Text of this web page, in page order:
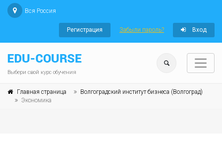
Вся Россия
Регистрация Забыли пароль? Вход
Выбери свой курс обучения
Главная страница
Волгоградский институт бизнеса (Волгоград)
Экономика